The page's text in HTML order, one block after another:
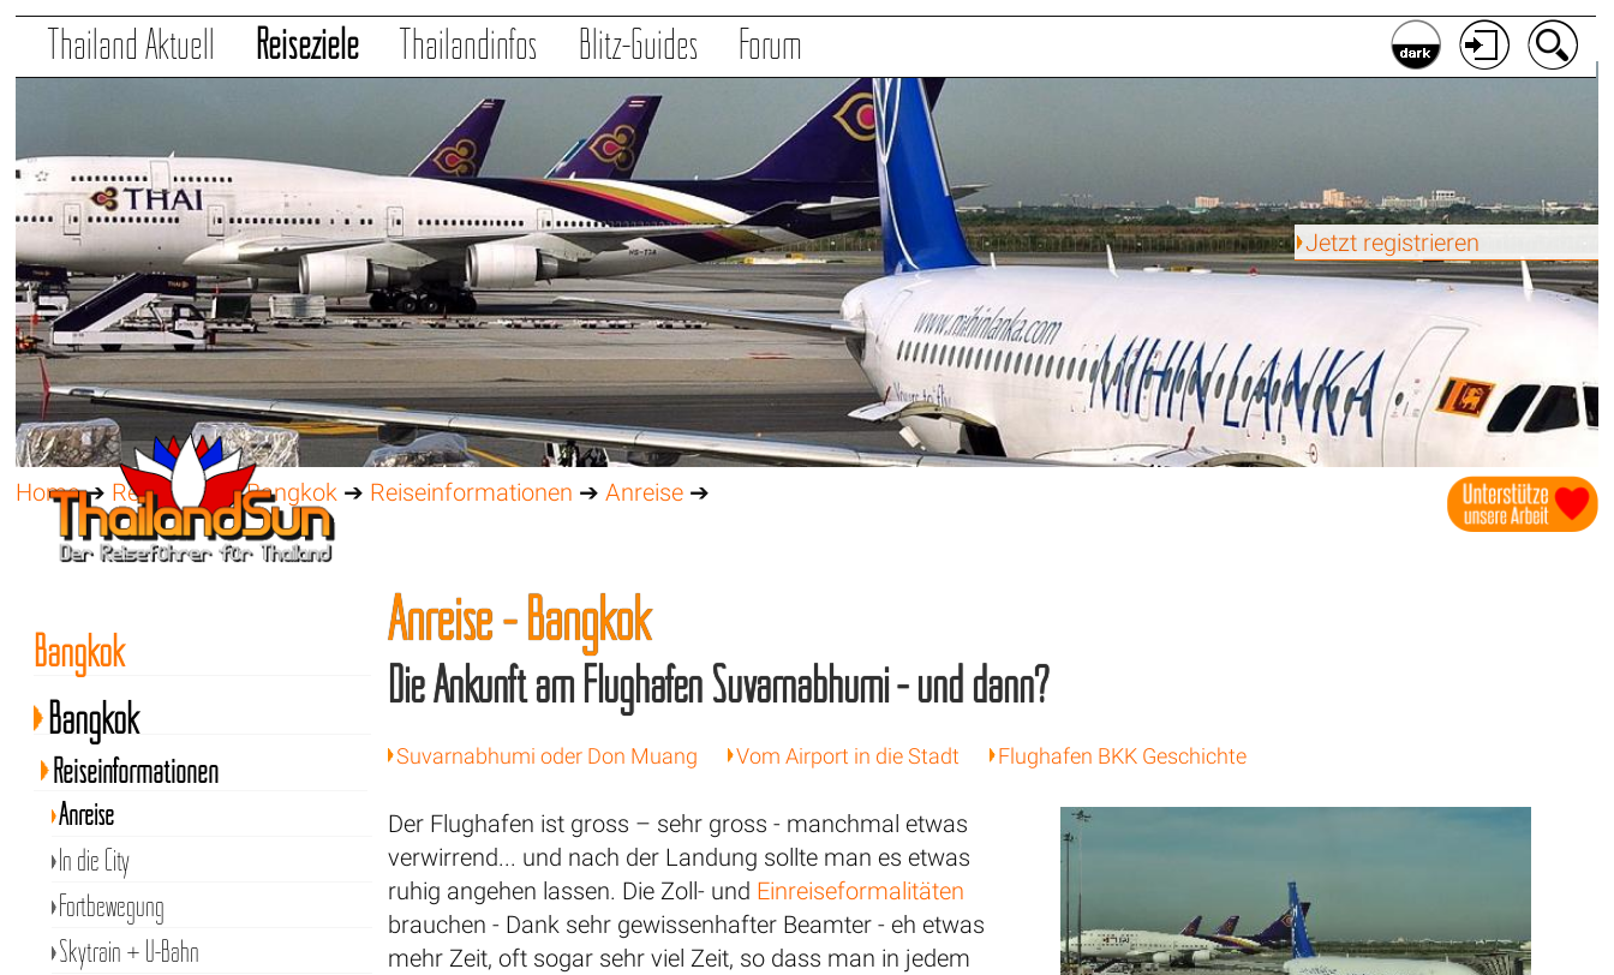
Thailand Aktuell Reiseziele Thailandinfos Blitz-Guides Forum
Jetzt registrieren
Home➔ Reiseziele ➔Bangkok ➔ Reiseinformationen ➔Anreise ➔
Anreise - Bangkok
Die Ankunft am Flughafen Suvarnabhumi - und dann?
Suvarnabhumi oder Don Muang Vom Airport in die Stadt Flughafen BKK Geschichte
Der Flughafen ist gross – sehr gross - manchmal etwas
verwirrend... und nach der Landung sollte man es etwas
ruhig angehen lassen. Die Zoll- und Einreiseformalitäten
brauchen - Dank sehr gewissenhafter Beamter - eh etwas
mehr Zeit, oft sogar sehr viel Zeit, so dass man in jedem
Bangkok
Bangkok
Reiseinformationen
Anreise
In die City
Fortbewegung
Skytrain + U-Bahn